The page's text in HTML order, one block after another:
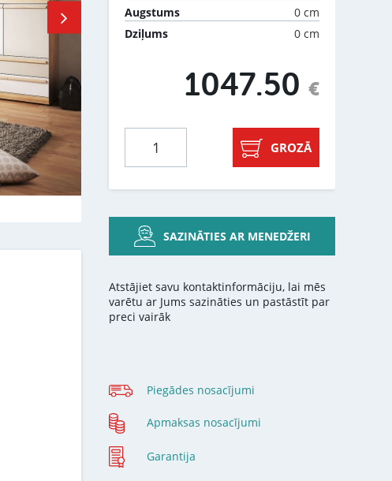
Augstums
0 cm
Dziļums
0 cm
1047.50 €
GROZĀ
SAZINĀTIES AR MENEDŽERI
Atstājiet savu kontaktinformāciju, lai mēs
varētu ar Jums sazināties un pastāstīt par
preci vairāk
Piegādes nosacījumi
Apmaksas nosacījumi
Garantija